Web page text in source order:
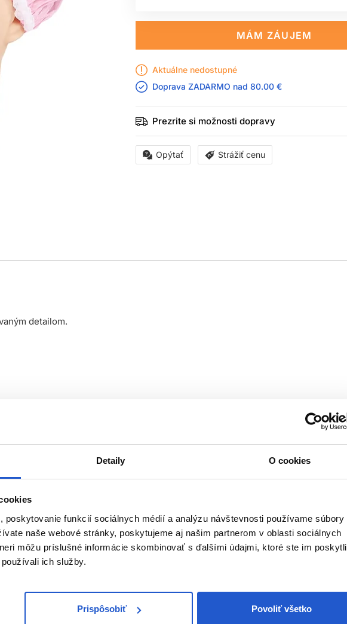
Detaily O cookies
poskytovanie funkcií sociálnych médií a analýzu návštevnosti používame súbory
naše webové stránky, poskytujeme aj našim partnerom v oblasti sociálnych
môžu príslušné informácie skombinovať s ďalšími údajmi, ktoré ste im poskytli
ich služby.
Prispôsobiť Povoliť všetko
MÁM ZÁUJEM
Aktuálne nedostupné
Doprava ZADARMO nad 80.00 €
Prezrite si možnosti dopravy
Opýtať Strážiť cenu
detailom.